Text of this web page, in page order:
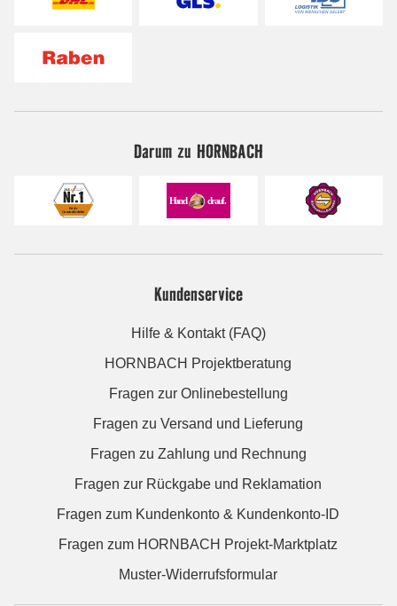
Darum zu HORNBACH
Kundenservice
Hilfe & Kontakt (FAQ)
HORNBACH Projektberatung
Fragen zur Onlinebestellung
Fragen zu Versand und Lieferung
Fragen zu Zahlung und Rechnung
Fragen zur Rückgabe und Reklamation
Fragen zum Kundenkonto & Kundenkonto-ID
Fragen zum HORNBACH Projekt-Marktplatz
Muster-Widerrufsformular